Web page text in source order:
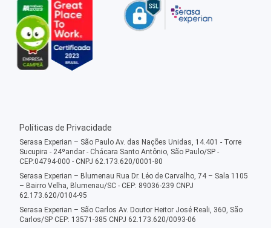
Políticas de Privacidade
Serasa Experian – São Paulo Av. das Nações Unidas, 14.401 - Torre
Sucupira - 24ºandar - Chácara Santo Antônio, São Paulo/SP -
CEP:04794-000 - CNPJ 62.173.620/0001-80
Serasa Experian – Blumenau Rua Dr. Léo de Carvalho, 74 – Sala 1105
– Bairro Velha, Blumenau/SC - CEP: 89036-239 CNPJ
62.173.620/0104-95
Serasa Experian – São Carlos Av. Doutor Heitor José Reali, 360, São
Carlos/SP CEP: 13571-385 CNPJ 62.173.620/0093-06